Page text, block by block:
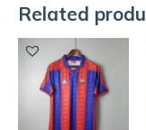
Related